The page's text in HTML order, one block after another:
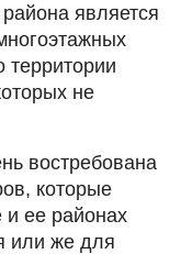
является
территории
не
востребована
которые
и ее районах
или же для